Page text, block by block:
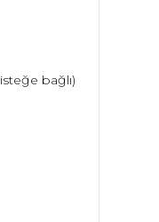
bağlı)